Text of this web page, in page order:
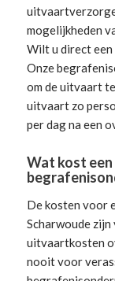
mogelijkheden
Wilt u direct een
Onze
om de uitvaart
uitvaart zo
per dag na een
Wat kost
De kosten voor
Scharwoude
uitvaartkosten
nooit voor